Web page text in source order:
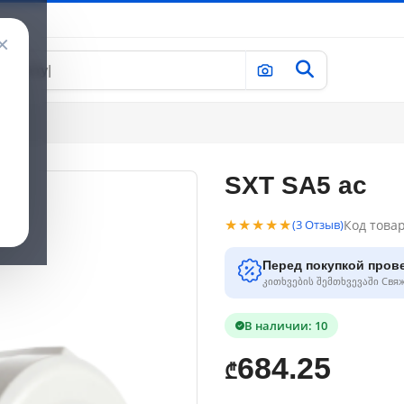
SXT SA5 ac
★★★★★(3 Отзыв)Код
Перед покупкой
კითხვების შემთხვევაში
В наличии: 10
₾684.25